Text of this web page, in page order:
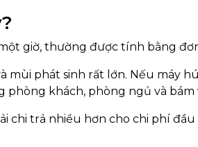
giờ, thường được tính bằng
mùi phát sinh rất lớn. Nếu máy
khách, phòng ngủ và bám
chi trả nhiều hơn cho chi phí